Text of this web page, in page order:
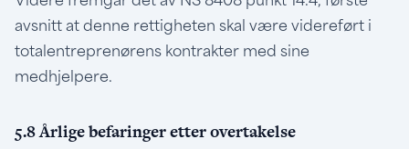
avsnitt at denne rettigheten skal være videreført i
totalentreprenørens kontrakter med sine
medhjelpere.
5.8 Årlige befaringer etter overtakelse